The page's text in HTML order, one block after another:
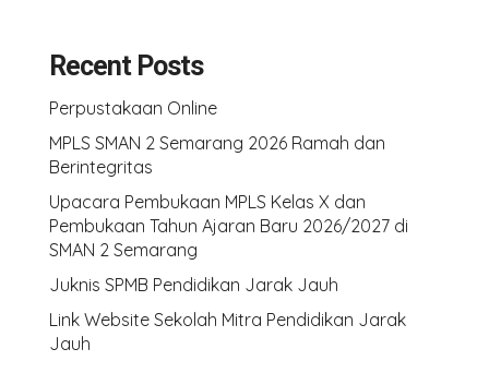
Recent Posts
Perpustakaan Online
MPLS SMAN 2 Semarang 2026 Ramah dan
Berintegritas
Upacara Pembukaan MPLS Kelas X dan
Pembukaan Tahun Ajaran Baru 2026/2027 di
SMAN 2 Semarang
Juknis SPMB Pendidikan Jarak Jauh
Link Website Sekolah Mitra Pendidikan Jarak
Jauh